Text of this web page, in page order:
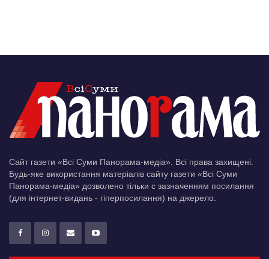
Сайт газети «Всі Суми Панорама-медіа». Всі права захищені.
Будь-яке використання матеріалів сайту газети «Всі Суми
Панорама-медіа» дозволено тільки c зазначенням посилання
(для інтернет-видань - гіперпосилання) на джерело.